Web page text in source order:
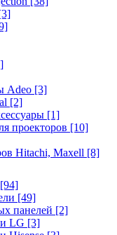
Adeo [3]
[2]
[1]
проекторов [10]
Hitachi, Maxell [8]
[94]
[49]
панелей [2]
LG [3]